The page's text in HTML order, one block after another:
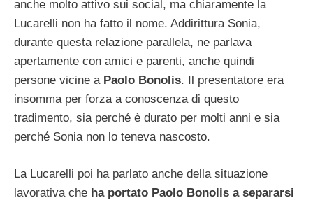
anche molto attivo sui social, ma chiaramente la
Lucarelli non ha fatto il nome. Addirittura Sonia,
durante questa relazione parallela, ne parlava
apertamente con amici e parenti, anche quindi
persone vicine a Paolo Bonolis. Il presentatore era
insomma per forza a conoscenza di questo
tradimento, sia perché è durato per molti anni e sia
perché Sonia non lo teneva nascosto.
La Lucarelli poi ha parlato anche della situazione
lavorativa che ha portato Paolo Bonolis a separarsi